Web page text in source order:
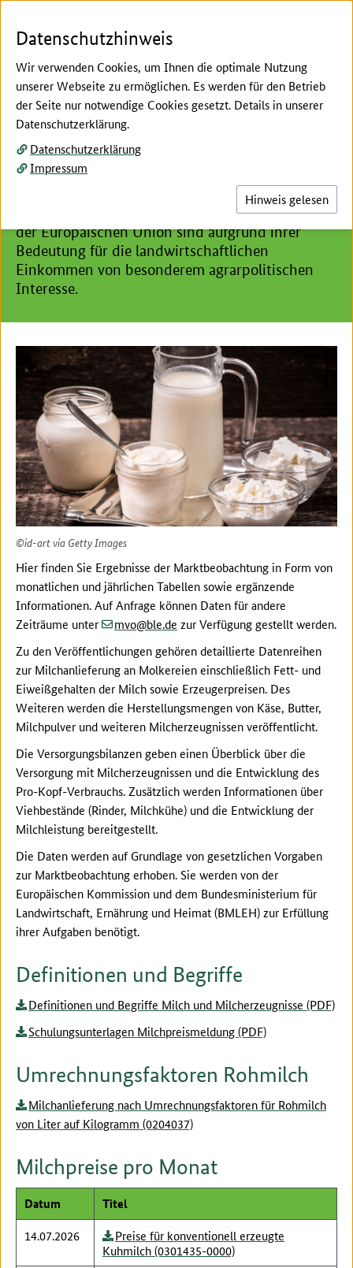
Hier beginnt der Hauptinhalt dieser Seite
Milch und Milcherzeugnisse
Die Märkte für Milch und Milcherzeugnisse in
Deutschland und den anderen Mitgliedstaaten
der Europäischen Union sind aufgrund ihrer
Bedeutung für die landwirtschaftlichen
Einkommen von besonderem agrarpolitischen
Interesse.
©id-art via Getty Images
Hier finden Sie Ergebnisse der Marktbeobachtung in Form von
monatlichen und jährlichen Tabellen sowie ergänzende
Informationen. Auf Anfrage können Daten für andere
Zeiträume unter
mvo (at)
ble(dot)
de zur Verfügung gestellt werden.
Zu den Veröffentlichungen gehören detaillierte Datenreihen
zur Milchanlieferung an Molkereien einschließlich Fett- und
Eiweißgehalten der Milch sowie Erzeugerpreisen. Des
Weiteren werden die Herstellungsmengen von Käse, Butter,
Milchpulver und weiteren Milcherzeugnissen veröffentlicht.
Die Versorgungsbilanzen geben einen Überblick über die
Versorgung mit Milcherzeugnissen und die Entwicklung des
Pro-Kopf-Verbrauchs. Zusätzlich werden Informationen über
Viehbestände (Rinder, Milchkühe) und die Entwicklung der
Milchleistung bereitgestellt.
Die Daten werden auf Grundlage von gesetzlichen Vorgaben
zur Marktbeobachtung erhoben. Sie werden von der
Europäischen Kommission und dem Bundesministerium für
Landwirtschaft, Ernährung und Heimat (BMLEH) zur Erfüllung
ihrer Aufgaben benötigt.
Definitionen und Begriffe
Definitionen und Begriffe Milch und Milcherzeugnisse (PDF)
Schulungsunterlagen Milchpreismeldung (PDF)
Umrechnungsfaktoren Rohmilch
Milchanlieferung nach Umrechnungsfaktoren für Rohmilch
von Liter auf Kilogramm (0204037)
Milchpreise pro Monat
Datum Titel
14.07.2026
Preise für konventionell erzeugte
Kuhmilch (0301435-0000)
Datenschutzhinweis
Wir verwenden Cookies, um Ihnen die optimale Nutzung
unserer Webseite zu ermöglichen. Es werden für den Betrieb
der Seite nur notwendige Cookies gesetzt. Details in unserer
Datenschutzerklärung.
Datenschutzerklärung
Impressum
Hinweis gelesen